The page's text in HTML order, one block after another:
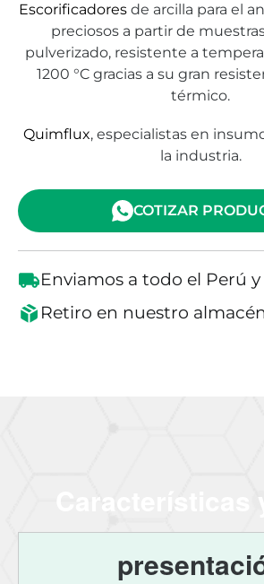
Escorificadores de arcilla para el
preciosos a partir de
pulverizado, resistente a
1200 °C gracias a su gran
térmico.
Quimflux, especialistas en
la industria.
COTIZAR
Enviamos a todo el Perú
Retiro en nuestro
Características